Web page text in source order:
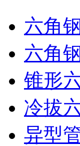
六角
六角
锥形
冷拔
异型